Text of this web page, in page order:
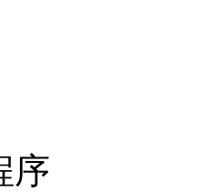
序